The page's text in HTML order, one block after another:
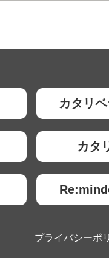
カタリ
カタ
プライバシーポ